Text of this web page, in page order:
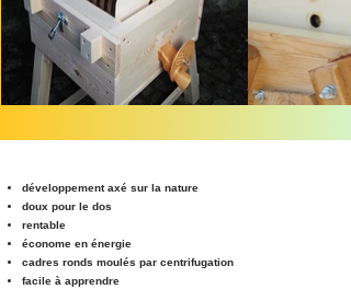
développement axé sur la nature
doux pour le dos
rentable
économe en énergie
cadres ronds moulés par centrifugation
facile à apprendre